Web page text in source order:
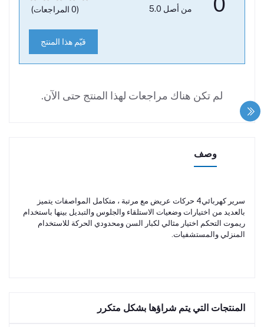
من أصل 5.0 (0 المراجعات)
قيّم هذا المنتج
لم تكن هناك مراجعات لهذا المنتج حتى الآن.
وصف
سرير كهربائي4 حركات عريض مع مرتبة ، متكامل المواصفات يتميز
بالعديد من اختيارات وضعيات الاستلقاء والجلوس والتبديل بينها باستخدام
ريموت التحكم اختيار مثالي لكبار السن ومحدودي الحركة للاستخدام
المنزلي والمستشفيات.
المنتجات التي يتم شراؤها بشكل متكرر